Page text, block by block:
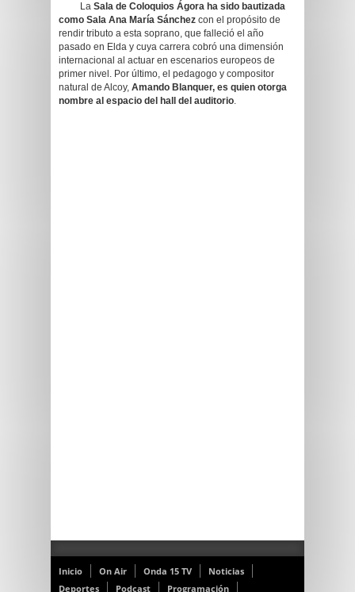
La Sa la de Coloquios Ágora ha sido bautizada
como Sala Ana María Sánchez con el propósito de
rendir tributo a esta soprano, que falleció el año
pasado en Elda y cuya carrera cobró una dimensión
internacional al actuar en escenarios europeos de
primer nivel. Por último, el pedagogo y compositor
natural de Alcoy, Amando Blanquer, es quien otorga
nombre al espacio del hall del auditorio.
Inicio On Air Onda 15 TV
Noticias
Deportes
Podcast Programación